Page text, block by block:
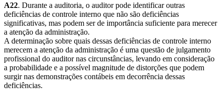
A22. Durante a auditoria, o auditor pode identificar outras
deficiências de controle interno que não são deficiências
significativas, mas podem ser de importância suficiente para merecer
a atenção da administração.
A determinação sobre quais dessas deficiências de controle interno
merecem a atenção da administração é uma questão de julgamento
profissional do auditor nas circunstâncias, levando em consideração
a probabilidade e a possível magnitude de distorções que podem
surgir nas demonstrações contábeis em decorrência dessas
deficiências.